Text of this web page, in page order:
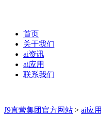
首页
关于我们
ai资讯
ai应用
联系我们
J9直营集团官方网站 > ai应用